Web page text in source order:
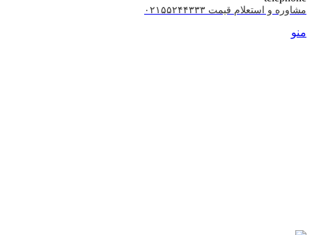
مشاوره و استعلام قیمت ۰۲۱۵۵۲۴۴۳۳۳
منو